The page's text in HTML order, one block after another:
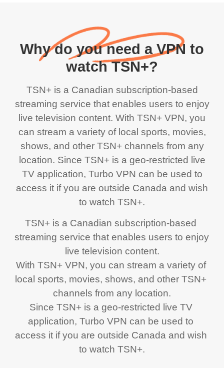
Why do you need a VPN to
watch TSN+?
TSN+ is a Canadian subscription-based
streaming service that enables users to enjoy
live television content. With TSN+ VPN, you
can stream a variety of local sports, movies,
shows, and other TSN+ channels from any
location. Since TSN+ is a geo-restricted live
TV application, Turbo VPN can be used to
access it if you are outside Canada and wish
to watch TSN+.
TSN+ is a Canadian subscription-based
streaming service that enables users to enjoy
live television content.
With TSN+ VPN, you can stream a variety of
local sports, movies, shows, and other TSN+
channels from any location.
Since TSN+ is a geo-restricted live TV
application, Turbo VPN can be used to
access it if you are outside Canada and wish
to watch TSN+.